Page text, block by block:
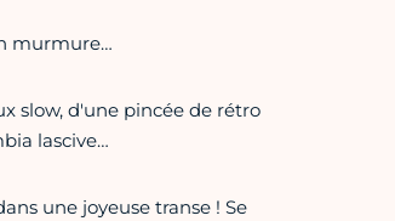
murmure…
slow, d'une pincée de rétro
lascive…
une joyeuse transe ! Se